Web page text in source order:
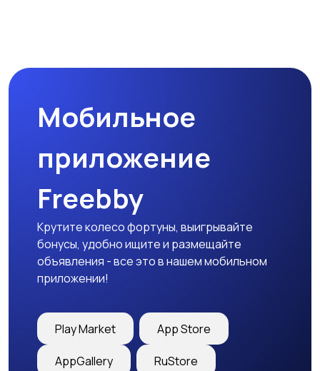
Мобильное
приложение
Freebby
Крутите колесо фортуны, выигрывайте
бонусы, удобно ищите и размещайте
объявления - все это в нашем мобильном
приложении!
Play Market App Store
AppGallery RuStore